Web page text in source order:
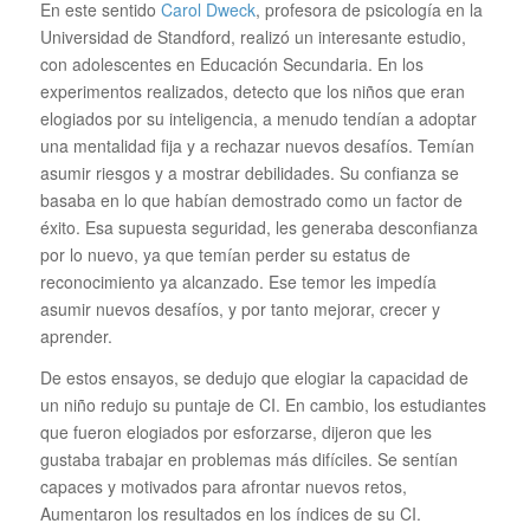
En este sentido Carol Dweck, profesora de psicología en la
Universidad de Standford, realizó un interesante estudio,
con adolescentes en Educación Secundaria. En los
experimentos realizados, detecto que los niños que eran
elogiados por su inteligencia, a menudo tendían a adoptar
una mentalidad fija y a rechazar nuevos desafíos. Temían
asumir riesgos y a mostrar debilidades. Su confianza se
basaba en lo que habían demostrado como un factor de
éxito. Esa supuesta seguridad, les generaba desconfianza
por lo nuevo, ya que temían perder su estatus de
reconocimiento ya alcanzado. Ese temor les impedía
asumir nuevos desafíos, y por tanto mejorar, crecer y
aprender.
De estos ensayos, se dedujo que elogiar la capacidad de
un niño redujo su puntaje de CI. En cambio, los estudiantes
que fueron elogiados por esforzarse, dijeron que les
gustaba trabajar en problemas más difíciles. Se sentían
capaces y motivados para afrontar nuevos retos,
Aumentaron los resultados en los índices de su CI.